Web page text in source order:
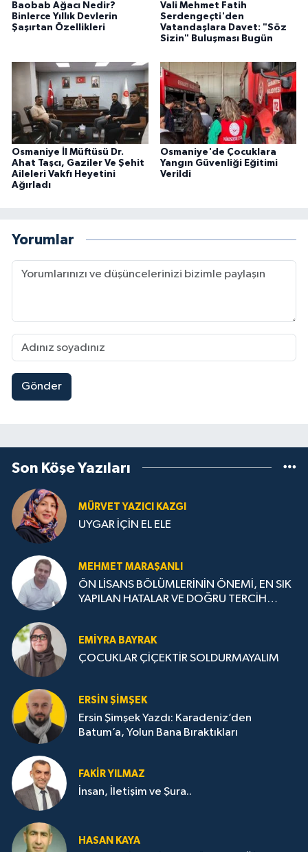
Baobab Ağacı Nedir?
Binlerce Yıllık Devlerin
Şaşırtan Özellikleri
Vali Mehmet Fatih
Serdengeçti'den
Vatandaşlara Davet: "Söz
Sizin" Buluşması Bugün
Osmaniye İl Müftüsü Dr.
Ahat Taşcı, Gaziler Ve Şehit
Aileleri Vakfı Heyetini
Ağırladı
Osmaniye'de Çocuklara
Yangın Güvenliği Eğitimi
Verildi
Yorumlar
Gönder
Son Köşe Yazıları
MÜRVET YAZICI KAZGI
UYGAR İÇİN EL ELE
MEHMET MARAŞANLI
ÖN LİSANS BÖLÜMLERİNİN ÖNEMİ, EN SIK
YAPILAN HATALAR VE DOĞRU TERCİH
EMIYRA BAYRAK
ÇOCUKLAR ÇİÇEKTİR SOLDURMAYALIM
ERSIN ŞIMŞEK
Ersin Şimşek Yazdı: Karadeniz’den
Batum’a, Yolun Bana Bıraktıkları
FAKIR YILMAZ
İnsan, İletişim ve Şura..
HASAN KAYA